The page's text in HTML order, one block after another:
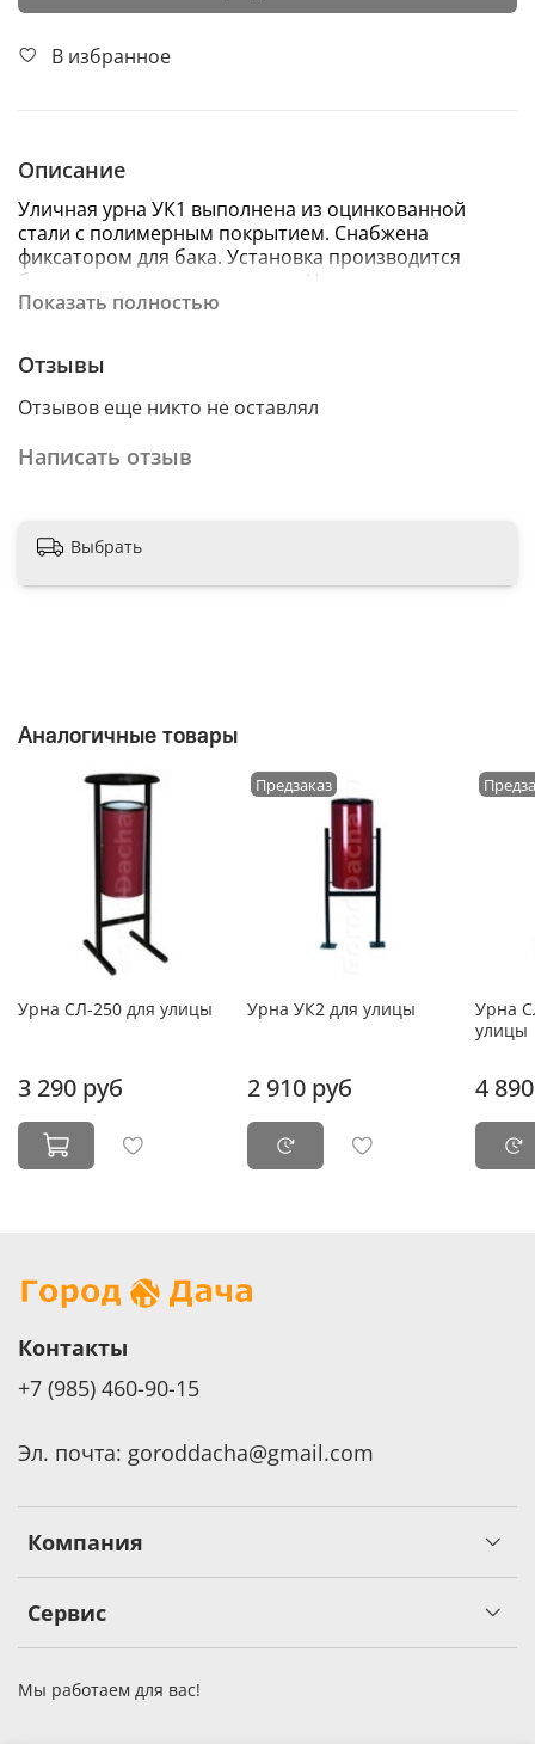
В избранное
Описание
Уличная урна УК1 выполнена из оцинкованной
стали с полимерным покрытием. Снабжена
фиксатором для бака. Установка производится
бетонированием ножек урны. Цвет каркаса -
черный, цвет бака - черный, белый, серый, бордо.
объем - 28 л.
- размеры упаковки, мм: 420х420х1190
- объем упаковки: 0,21 куб.м.,
Показать полностью
Отзывы
Отзывов еще никто не оставлял
Написать отзыв
Выбрать
Аналогичные товары
Урна СЛ-250 для улицы
3 290 руб
Предзаказ
Урна УК2 для улицы
2 910 руб
Урна
улицы
4
Компания
Сервис
Контакты
+7 (985) 460-90-15
Эл. почта: goroddacha@gmail.com
Мы работаем для вас!